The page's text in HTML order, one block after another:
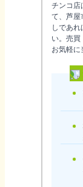
チンコ店
て、芦屋
しであ
い。売買
お気軽に